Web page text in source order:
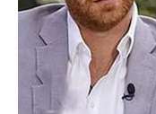
Vage danas privlače
nežna, zavodljiva i
želeti više
toplinu i emocije u